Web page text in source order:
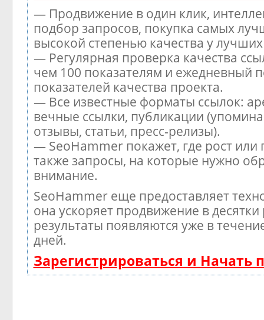
— Продвижение в один клик,
подбор запросов, покупка самых
высокой степенью качества у
— Регулярная проверка качества
чем 100 показателям и ежедневный
показателей качества проекта.
— Все известные форматы ссылок:
вечные ссылки, публикации
отзывы, статьи, пресс-релизы).
— SeoHammer покажет, где рост или
также запросы, на которые нужно
внимание.
SeoHammer еще предоставляет
она ускоряет продвижение в
результаты появляются уже в
дней.
Зарегистрироваться и Начать